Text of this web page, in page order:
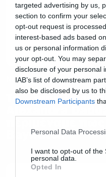
targeted advertising by us,
section to confirm your
opt-out request is
interest-based ads based
us or personal information
your opt-out. You may
disclosure of your personal
IAB’s list of downstream
also be disclosed by us to
Downstream Participants
Please note that this
not limited to your visit or
grant or deny consent to
use your data for below
Personal Data
I want to opt-out of the
personal data.
Opted In
News
Το…
Alexandra
Baywatch